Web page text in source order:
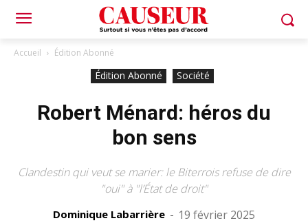
Accueil Édition Abonné
Édition Abonné Société
Robert Ménard: héros du
bon sens
Clandestin qui veut se marier: le Biterrois refuse de dire
"oui" à "l’État de droit"
Dominique Labarrière - 19 février 2025